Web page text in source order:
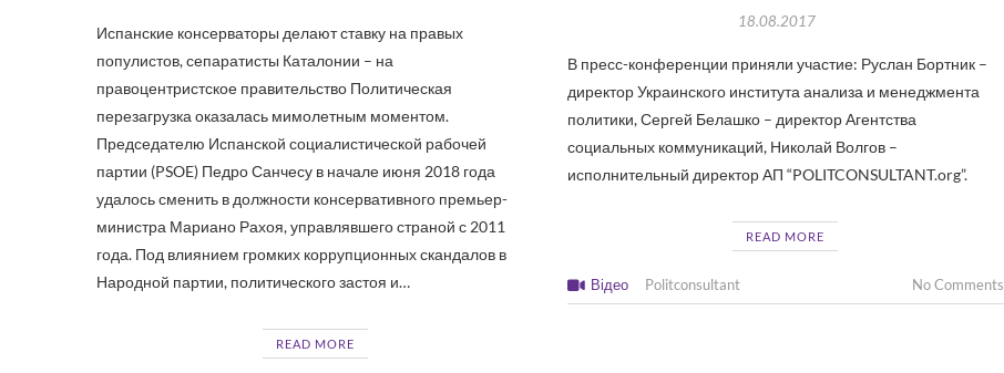
Испанские консерваторы делают ставку на правых
популистов, сепаратисты Каталонии – на
правоцентристское правительство Политическая
перезагрузка оказалась мимолетным моментом.
Председателю Испанской социалистической рабочей
партии (PSOE) Педро Санчесу в начале июня 2018 года
удалось сменить в должности консервативного премьер-
министра Мариано Рахоя, управлявшего страной с 2011
года. Под влиянием громких коррупционных скандалов в
Народной партии, политического застоя и…
READ MORE
18.08.2017
В пресс-конференции приняли участие: Руслан Бортник –
директор Украинского института анализа и менеджмента
политики, Сергей Белашко – директор Агентства
социальных коммуникаций, Николай Волгов –
исполнительный директор АП “POLITCONSULTANT.org”.
READ MORE
Відео Politconsultant No Comments